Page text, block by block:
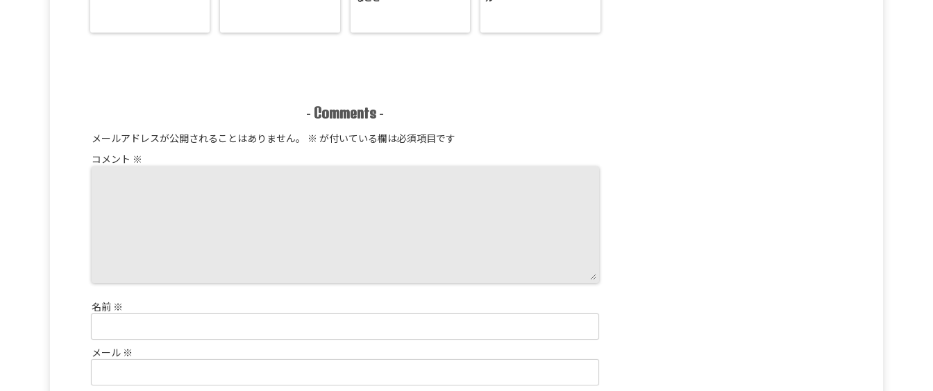
- Comments -
メールアドレスが公開されることはありません。 ※ が付いている欄は必須項目です
コメント ※
名前 ※
メール ※